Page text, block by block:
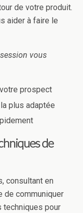
de votre produit.
aider à faire le
vous
prospect
plus adaptée
de
consultant en
de communiquer
techniques pour